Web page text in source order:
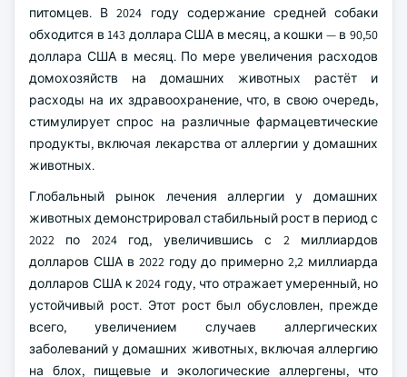
питомцев. В 2024 году содержание средней собаки
обходится в 143 доллара США в месяц, а кошки — в 90,50
доллара США в месяц. По мере увеличения расходов
домохозяйств на домашних животных растёт и
расходы на их здравоохранение, что, в свою очередь,
стимулирует спрос на различные фармацевтические
продукты, включая лекарства от аллергии у домашних
животных.
Глобальный рынок лечения аллергии у домашних
животных демонстрировал стабильный рост в период с
2022 по 2024 год, увеличившись с 2 миллиардов
долларов США в 2022 году до примерно 2,2 миллиарда
долларов США к 2024 году, что отражает умеренный, но
устойчивый рост. Этот рост был обусловлен, прежде
всего, увеличением случаев аллергических
заболеваний у домашних животных, включая аллергию
на блох, пищевые и экологические аллергены, что